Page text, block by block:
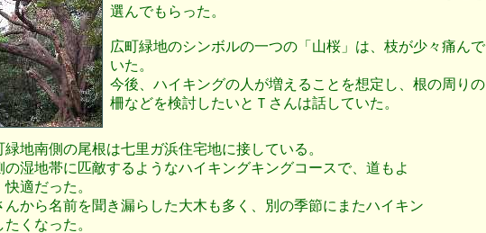
選んでもらった。
広町緑地のシンボルの一つの「山桜」は、枝が少々痛んで
いた。
今後、ハイキングの人が増えることを想定し、根の周りの
柵などを検討したいとＴさんは話していた。
緑地南側の尾根は七里ガ浜住宅地に接している。
の湿地帯に匹敵するようなハイキングキングコースで、道もよ
快適だった。
んから名前を聞き漏らした大木も多く、別の季節にまたハイキン
たくなった。